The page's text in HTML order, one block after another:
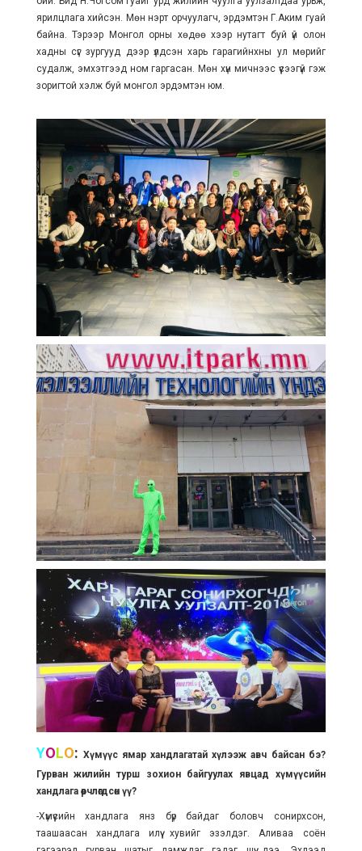
ярилцлага хийсэн. Мөн нэрт орчуулагч, эрдэмтэн Г.Аким гуай
байна. Тэрээр Монгол орны хөдөө хээр нутагт буй үй олон
хадны сүг зургууд дээр үлдсэн харь гарагийнхны ул мөрийг
судалж, эмхэтгээд ном гаргасан. Мөн хүн мичнээс үүсээгүй гэж
зоригтой хэлж буй монгол эрдэмтэн юм.
YOLO: Хүмүүс ямар хандлагатай хүлээж авч байсан бэ?
Гурван жилийн турш зохион байгуулах явцад хүмүүсийн
хандлага өөрчлөгдсөн үү?
-Хүмүүсийн хандлага янз бүр байдаг боловч сонирхсон,
таашаасан хандлага илүү хувийг эзэлдэг. Аливаа соён